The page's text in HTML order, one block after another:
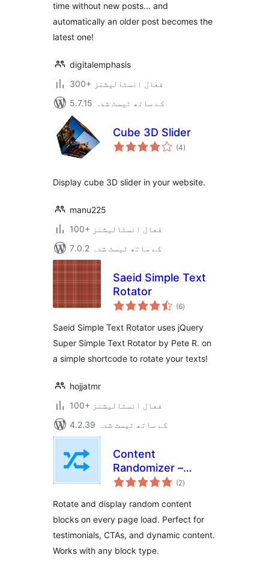
time without new posts… and
automatically an older post becomes the
latest one!
digitalemphasis
300+ فعال انسٹالیشنز
5.7.15 کے ساتھ ٹیسٹ شدہ
Cube 3D Slider
(4مجموعی
درجہ
)
Display cube 3D slider in your website.
manu225
100+ فعال انسٹالیشنز
7.0.2 کے ساتھ ٹیسٹ شدہ
Saeid Simple Text
Rotator
(6مجموعی
درجہ
)
Saeid Simple Text Rotator uses jQuery
Super Simple Text Rotator by Pete R. on
a simple shortcode to rotate your texts!
hojjatmr
100+ فعال انسٹالیشنز
4.2.39 کے ساتھ ٹیسٹ شدہ
Content
Randomizer –
Rotate Any Block
(2مجموعی
درجہ
)
Rotate and display random content
blocks on every page load. Perfect for
testimonials, CTAs, and dynamic content.
Works with any block type.